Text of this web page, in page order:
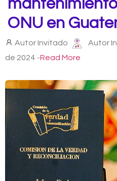
ONU en
Autor Invitado Autor
de 2024 -Read More